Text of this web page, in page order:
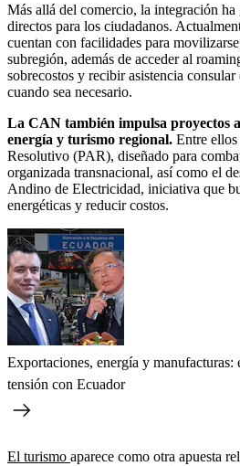
Más allá del comercio, la integración ha
directos para los ciudadanos.
cuentan con facilidades para
subregión, además de acceder al
sobrecostos y recibir asistencia
cuando sea necesario.
La CAN también impulsa proyectos
energía y turismo regional. Entre
Resolutivo (PAR), diseñado para
organizada transnacional, así como el
Andino de Electricidad, iniciativa que
energéticas y reducir costos.
Exportaciones, energía y manufacturas:
tensión con Ecuador
El turismo aparece como otra apuesta